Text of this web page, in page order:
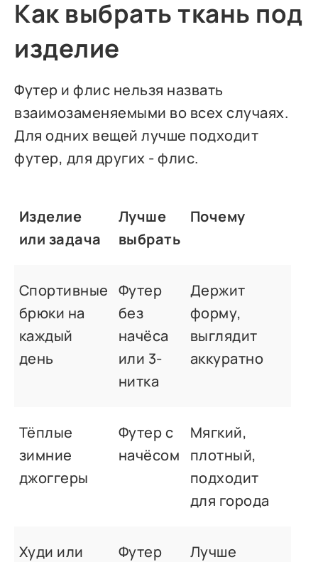
Как выбрать ткань под
изделие
Футер и флис нельзя назвать
взаимозаменяемыми во всех случаях.
Для одних вещей лучше подходит
футер, для других - флис.
Изделие
или задача
Лучше
выбрать
Почему
Спортивные
брюки на
каждый
день
Футер
без
начёса
или 3-
нитка
Держит
форму,
выглядит
аккуратно
Тёплые
зимние
джоггеры
Футер с
начёсом
Мягкий,
плотный,
подходит
для города
Худи или
Футер
Лучше